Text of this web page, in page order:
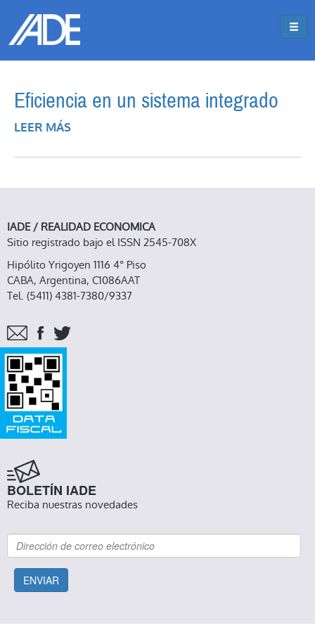
Eficiencia en un sistema integrado
LEER MÁS
IADE / REALIDAD ECONOMICA
Sitio registrado bajo el ISSN 2545-708X
Hipólito Yrigoyen 1116 4° Piso
CABA, Argentina, C1086AAT
Tel. (5411) 4381-7380/9337
BOLETÍN IADE
Reciba nuestras novedades
ENVIAR